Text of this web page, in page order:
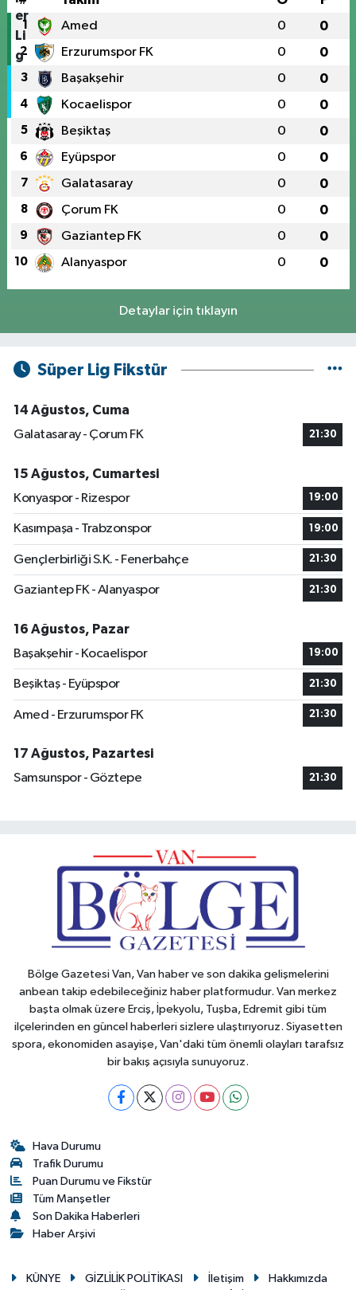
1 Amed 0 0
2 Erzurumspor FK 0 0
3 Başakşehir 0 0
4 Kocaelispor 0 0
5 Beşiktaş 0 0
6 Eyüpspor 0 0
7 Galatasaray 0 0
8 Çorum FK 0 0
9 Gaziantep FK 0 0
10 Alanyaspor 0 0
Detaylar için tıklayın
Süper Lig Fikstür
14 Ağustos, Cuma
Galatasaray - Çorum FK
21:30
15 Ağustos, Cumartesi
Konyaspor - Rizespor
19:00
Kasımpaşa - Trabzonspor 19:00
Gençlerbirliği S.K. - Fenerbahçe 21:30
Gaziantep FK - Alanyaspor 21:30
16 Ağustos, Pazar
Başakşehir - Kocaelispor
19:00
Beşiktaş - Eyüpspor 21:30
Amed - Erzurumspor FK 21:30
17 Ağustos, Pazartesi
Samsunspor - Göztepe
21:30
Bölge Gazetesi Van, Van haber ve son dakika gelişmelerini
anbean takip edebileceğiniz haber platformudur. Van merkez
başta olmak üzere Erciş, İpekyolu, Tuşba, Edremit gibi tüm
ilçelerinden en güncel haberleri sizlere ulaştırıyoruz. Siyasetten
spora, ekonomiden asayişe, Van'daki tüm önemli olayları tarafsız
bir bakış açısıyla sunuyoruz.
Hava Durumu
Trafik Durumu
Puan Durumu ve Fikstür
Tüm Manşetler
Son Dakika Haberleri
Haber Arşivi
KÜNYE GİZLİLİK POLİTİKASI İletişim
Hakkımızda